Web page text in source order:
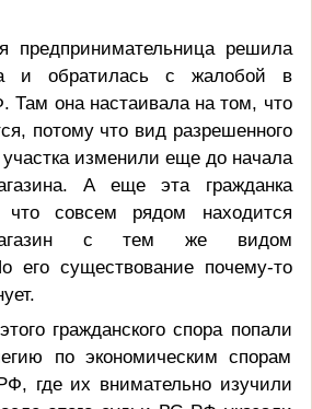
предпринимательница решила
и обратилась с жалобой в
Там она настаивала на том, что
потому что вид разрешенного
изменили еще до начала
А еще эта гражданка
что совсем рядом находится
с тем же видом
его существование почему-то
гражданского спора попали
по экономическим спорам
где их внимательно изучили